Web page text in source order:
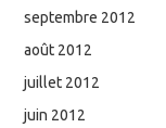
septembre 2012
août 2012
juillet 2012
juin 2012